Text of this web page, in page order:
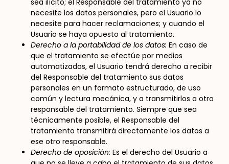
sea ilícito; el Responsable del tratamiento ya no
necesite los datos personales, pero el Usuario lo
necesite para hacer reclamaciones; y cuando el
Usuario se haya opuesto al tratamiento.
Derecho a la portabilidad de los datos: En caso de
que el tratamiento se efectúe por medios
automatizados, el Usuario tendrá derecho a recibir
del Responsable del tratamiento sus datos
personales en un formato estructurado, de uso
común y lectura mecánica, y a transmitirlos a otro
responsable del tratamiento. Siempre que sea
técnicamente posible, el Responsable del
tratamiento transmitirá directamente los datos a
ese otro responsable.
Derecho de oposición: Es el derecho del Usuario a